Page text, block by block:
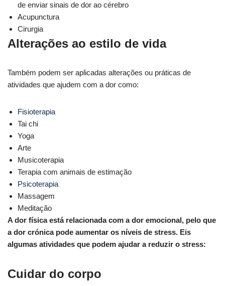
de enviar sinais de dor ao cérebro
Acupunctura
Cirurgia
Alterações ao estilo de vida
Também podem ser aplicadas alterações ou práticas de
atividades que ajudem com a dor como:
Fisioterapia
Tai chi
Yoga
Arte
Musicoterapia
Terapia com animais de estimação
Psicoterapia
Massagem
Meditação
A dor física está relacionada com a dor emocional, pelo que
a dor crónica pode aumentar os níveis de stress. Eis
algumas atividades que podem ajudar a reduzir o stress:
Cuidar do corpo